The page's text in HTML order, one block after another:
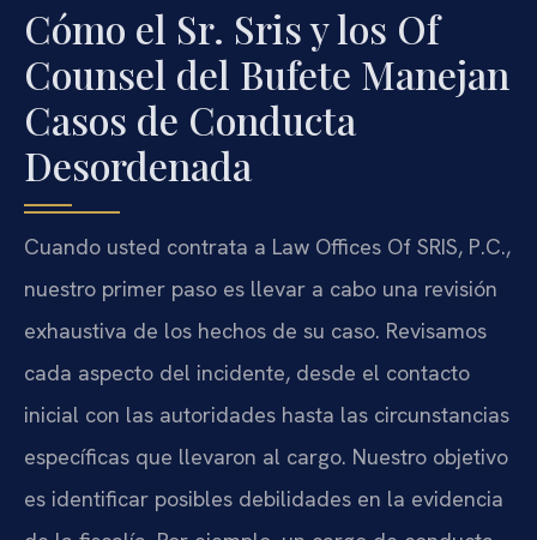
Cómo el Sr. Sris y los Of
Counsel del Bufete Manejan
Casos de Conducta
Desordenada
Cuando usted contrata a Law Offices Of SRIS, P.C.,
nuestro primer paso es llevar a cabo una revisión
exhaustiva de los hechos de su caso. Revisamos
cada aspecto del incidente, desde el contacto
inicial con las autoridades hasta las circunstancias
específicas que llevaron al cargo. Nuestro objetivo
es identificar posibles debilidades en la evidencia